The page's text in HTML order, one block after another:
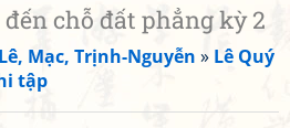
chỗ đất phẳng kỳ 2
Mạc, Trịnh-Nguyễn » Lê Quý
tập